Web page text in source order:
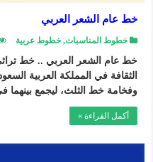
خط عام الشعر العربي
خطوط المناسبات,خطوط عربية
خط عام الشعر العربي .. خط
الثقافة في المملكة العربية
وفخامة خط الثلث، ليجمع
أكمل القراءة »